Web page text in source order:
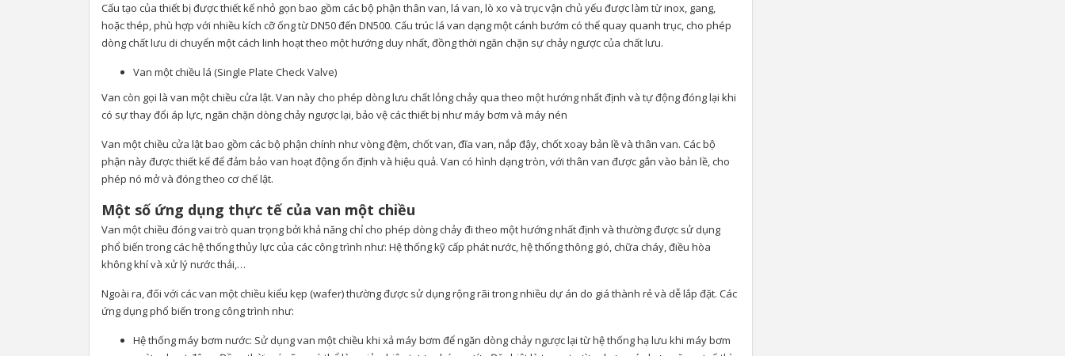
Cấu tạo của thiết bị được thiết kế nhỏ gọn bao gồm các bộ phận thân van, lá van, lò xo và trục vận chủ yếu được làm từ inox, gang,
hoặc thép, phù hợp với nhiều kích cỡ ống từ DN50 đến DN500. Cấu trúc lá van dạng một cánh bướm có thể quay quanh trục, cho phép
dòng chất lưu di chuyển một cách linh hoạt theo một hướng duy nhất, đồng thời ngăn chặn sự chảy ngược của chất lưu.
Van một chiều lá (Single Plate Check Valve)
Van còn gọi là van một chiều cửa lật. Van này cho phép dòng lưu chất lỏng chảy qua theo một hướng nhất định và tự động đóng lại khi
có sự thay đổi áp lực, ngăn chặn dòng chảy ngược lại, bảo vệ các thiết bị như máy bơm và máy nén
Van một chiều cửa lật bao gồm các bộ phận chính như vòng đệm, chốt van, đĩa van, nắp đậy, chốt xoay bản lề và thân van. Các bộ
phận này được thiết kế để đảm bảo van hoạt động ổn định và hiệu quả. Van có hình dạng tròn, với thân van được gắn vào bản lề, cho
phép nó mở và đóng theo cơ chế lật.
Một số ứng dụng thực tế của van một chiều
Van một chiều đóng vai trò quan trọng bởi khả năng chỉ cho phép dòng chảy đi theo một hướng nhất định và thường được sử dụng
phổ biến trong các hệ thống thủy lực của các công trình như: Hệ thống kỹ cấp phát nước, hệ thống thông gió, chữa cháy, điều hòa
không khí và xử lý nước thải,…
Ngoài ra, đối với các van một chiều kiểu kẹp (wafer) thường được sử dụng rộng rãi trong nhiều dự án do giá thành rẻ và dễ lắp đặt. Các
ứng dụng phổ biến trong công trình như:
Hệ thống máy bơm nước: Sử dụng van một chiều khi xả máy bơm để ngăn dòng chảy ngược lại từ hệ thống hạ lưu khi máy bơm